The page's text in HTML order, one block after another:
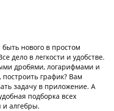
нового в простом
дело в легкости и удобстве.
дробями, логарифмами и
график? Вам
задачу в приложение. А
подборка всех
и алгебры.